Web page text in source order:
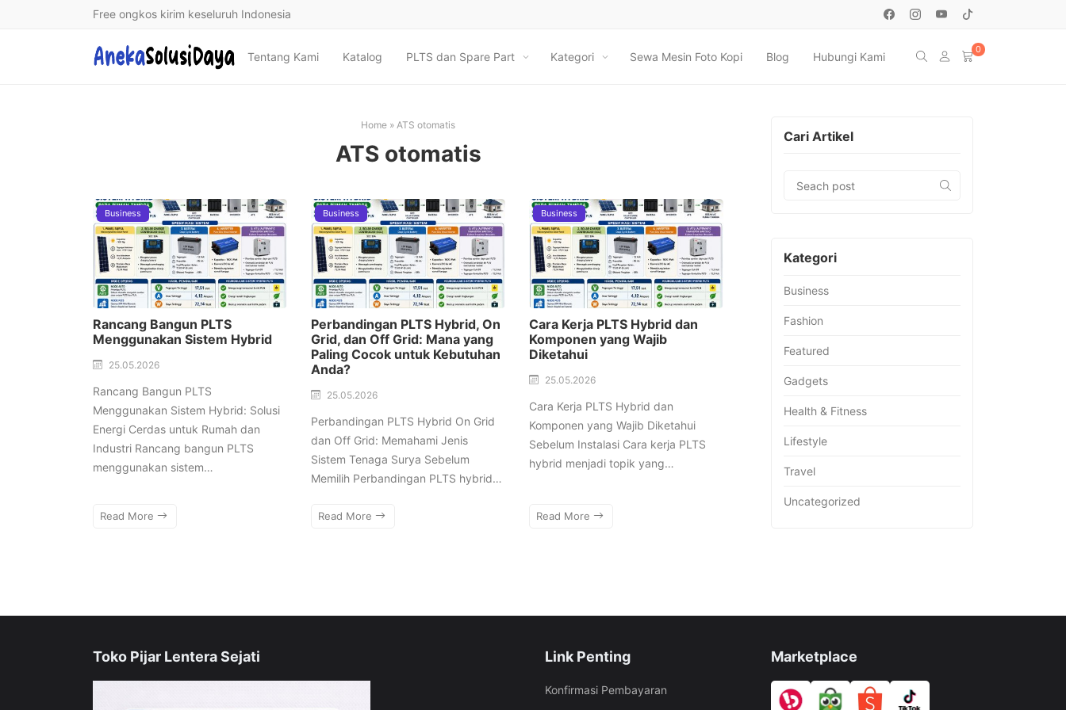
Free ongkos kirim keseluruh Indonesia
Tentang Kami Katalog PLTS dan Spare Part Kategori Sewa Mesin Foto Kopi Blog Hubungi Kami
0
Home » ATS otomatis
ATS otomatis
Business
Rancang Bangun PLTS
Menggunakan Sistem Hybrid
25.05.2026
Rancang Bangun PLTS
Menggunakan Sistem Hybrid: Solusi
Energi Cerdas untuk Rumah dan
Industri Rancang bangun PLTS
menggunakan sistem…
Read More
Business
Perbandingan PLTS Hybrid, On
Grid, dan Off Grid: Mana yang
Paling Cocok untuk Kebutuhan
Anda?
25.05.2026
Perbandingan PLTS Hybrid On Grid
dan Off Grid: Memahami Jenis
Sistem Tenaga Surya Sebelum
Memilih Perbandingan PLTS hybrid…
Read More
Business
Cara Kerja PLTS Hybrid dan
Komponen yang Wajib
Diketahui
25.05.2026
Cara Kerja PLTS Hybrid dan
Komponen yang Wajib Diketahui
Sebelum Instalasi Cara kerja PLTS
hybrid menjadi topik yang…
Read More
Cari Artikel
Kategori
Business
Fashion
Featured
Gadgets
Health & Fitness
Lifestyle
Travel
Uncategorized
Toko Pijar Lentera Sejati Link Penting
Konfirmasi Pembayaran
Marketplace